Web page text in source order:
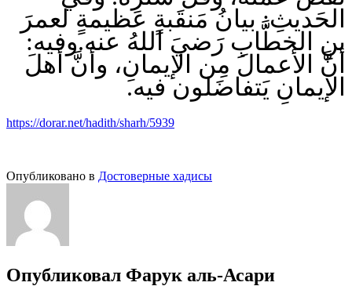
الحَديثِ: بيانُ مَنقَبةٍ عَظيمةٍ لعمرَ
بنِ الخطَّابِ رَضيَ اللهُ عنه.وفيه:
أنَّ الأعمالَ مِن الإيمانِ، وأنَّ أهلَ
الإيمانِ يَتفاضَلون فيه.
https://dorar.net/hadith/sharh/5939
Опубликовано в Достоверные хадисы
Опубликовал Фарук аль-Асари